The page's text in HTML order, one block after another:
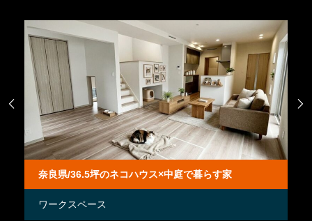
奈良県/36.5坪のネコハウス×中庭で暮らす家
ワークスペース
 